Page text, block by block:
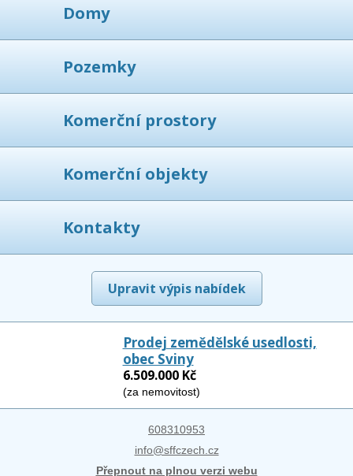
Domy
Pozemky
Komerční prostory
Komerční objekty
Kontakty
Upravit výpis nabídek
Prodej zemědělské usedlosti,
obec Sviny
6.509.000 Kč
(za nemovitost)
608310953
info@sffczech.cz
Přepnout na plnou verzi webu